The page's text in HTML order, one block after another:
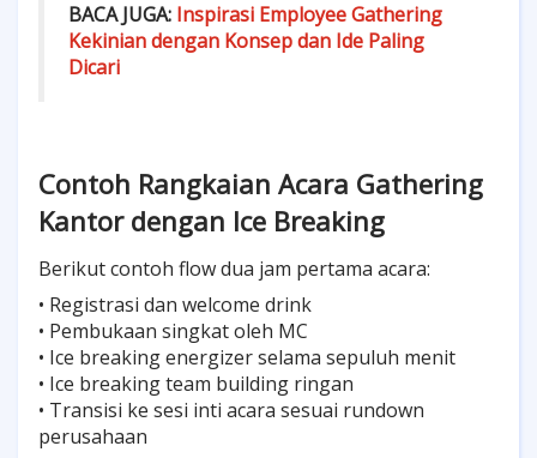
BACA JUGA: Inspirasi Employee Gathering
Kekinian dengan Konsep dan Ide Paling
Dicari
Contoh Rangkaian Acara Gathering
Kantor dengan Ice Breaking
Berikut contoh flow dua jam pertama acara:
• Registrasi dan welcome drink
• Pembukaan singkat oleh MC
• Ice breaking energizer selama sepuluh menit
• Ice breaking team building ringan
• Transisi ke sesi inti acara sesuai rundown
perusahaan